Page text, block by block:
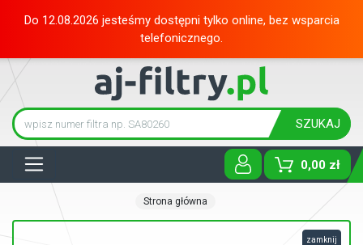
Do 12.08.2026 jesteśmy dostępni tylko online, bez wsparcia
telefonicznego.
SZUKAJ
0,00 zł
Strona główna
zamknij